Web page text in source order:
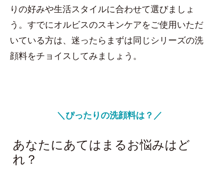
りの好みや生活スタイルに合わせて選びましょ
う。すでにオルビスのスキンケアをご使用いただ
いている方は、迷ったらまずは同じシリーズの洗
顔料をチョイスしてみましょう。
＼ぴったりの洗顔料は？／
あなたにあてはまるお悩みはど
れ？